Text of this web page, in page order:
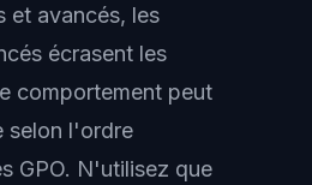
et avancés, les
écrasent les
comportement peut
selon l'ordre
GPO. N'utilisez que